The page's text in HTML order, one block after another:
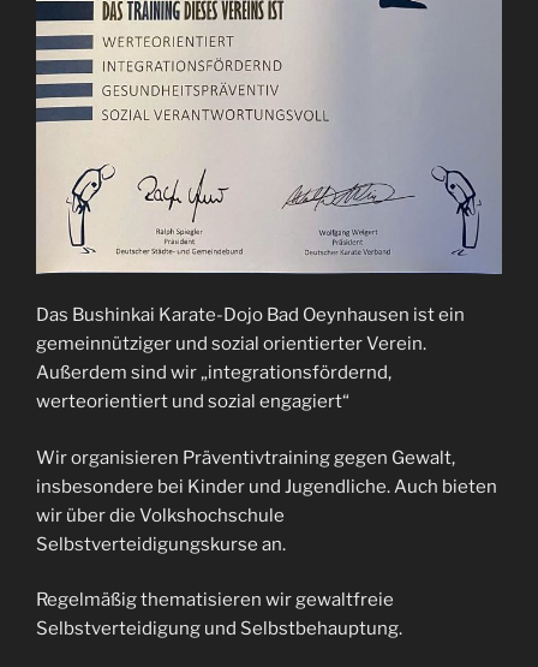
Das Bushinkai Karate-Dojo Bad Oeynhausen ist ein
gemeinnütziger und sozial orientierter Verein.
Außerdem sind wir „integrationsfördernd,
werteorientiert und sozial engagiert“
Wir organisieren Präventivtraining gegen Gewalt,
insbesondere bei Kinder und Jugendliche. Auch bieten
wir über die Volkshochschule
Selbstverteidigungskurse an.
Regelmäßig thematisieren wir gewaltfreie
Selbstverteidigung und Selbstbehauptung.